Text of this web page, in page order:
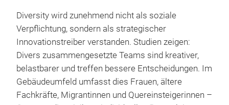
Diversity wird zunehmend nicht als soziale
Verpflichtung, sondern als strategischer
Innovationstreiber verstanden. Studien zeigen:
Divers zusammengesetzte Teams sind kreativer,
belastbarer und treffen bessere Entscheidungen. Im
Gebäudeumfeld umfasst dies Frauen, ältere
Fachkräfte, Migrantinnen und Quereinsteigerinnen –